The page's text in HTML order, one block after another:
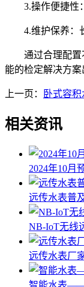
3.操作便捷性：
4.维护保养：长
通过合理配置不
能的检定解决方
上一页： 卧式容
相关资讯
2024年10月
远传水表普
NB-IoT无线
远传水表厂
智能水表——